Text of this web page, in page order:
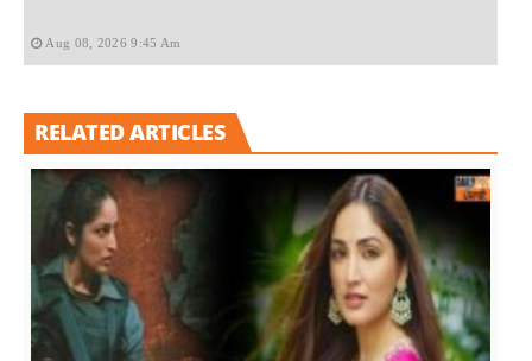
Aug 08, 2026 9:45 Am
RELATED ARTICLES